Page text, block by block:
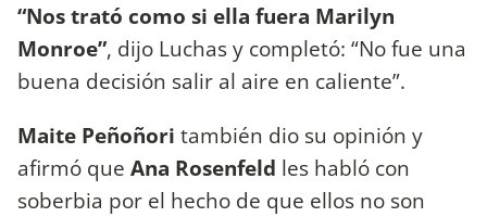
“Nos trató como si ella fuera Marilyn
Monroe”, dijo Luchas y completó: “No fue una
buena decisión salir al aire en caliente”.
Maite Peñoñori también dio su opinión y
afirmó que Ana Rosenfeld les habló con
soberbia por el hecho de que ellos no son